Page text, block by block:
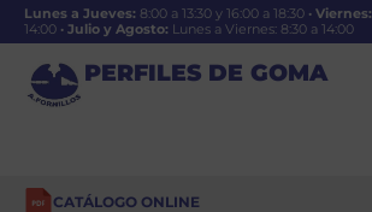
Lunes a Jueves: 8:00 a 13:30 y 16:00 a 18:30 · Viernes:
14:00 · Julio y Agosto: Lunes a Viernes: 8:30 a 14:00
PERFILES DE GOMA
CATÁLOGO ONLINE